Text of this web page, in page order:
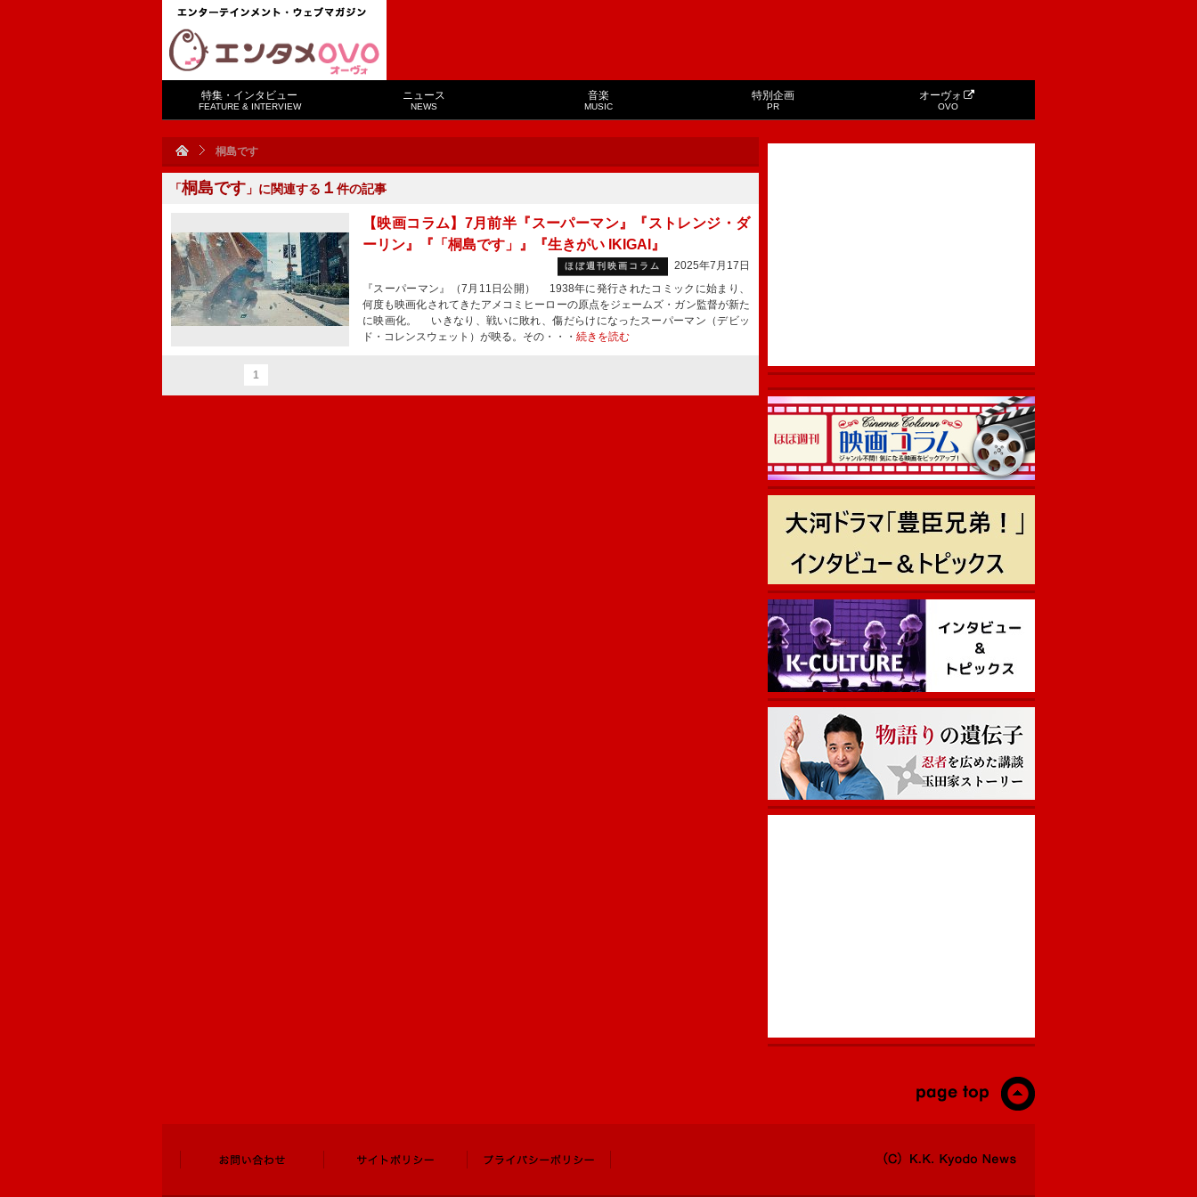
特集・インタビュー
FEATURE & INTERVIEW
ニュース
NEWS
音楽
MUSIC
特別企画
PR
オーヴォ
OVO
桐島です
「桐島です 」に関連する １ 件の記事
【映画コラム】7月前半『スーパーマン』『ストレンジ・ダ
ーリン』『「桐島です」』『生きがい IKIGAI』
ほぼ週刊映画コラム
2025年7月17日
『スーパーマン』（7月11日公開） 1938年に発行されたコミックに始まり、
何度も映画化されてきたアメコミヒーローの原点をジェームズ・ガン監督が新た
に映画化。 いきなり、戦いに敗れ、傷だらけになったスーパーマン（デビッ
ド・コレンスウェット）が映る。その・・・ 続きを読む
1